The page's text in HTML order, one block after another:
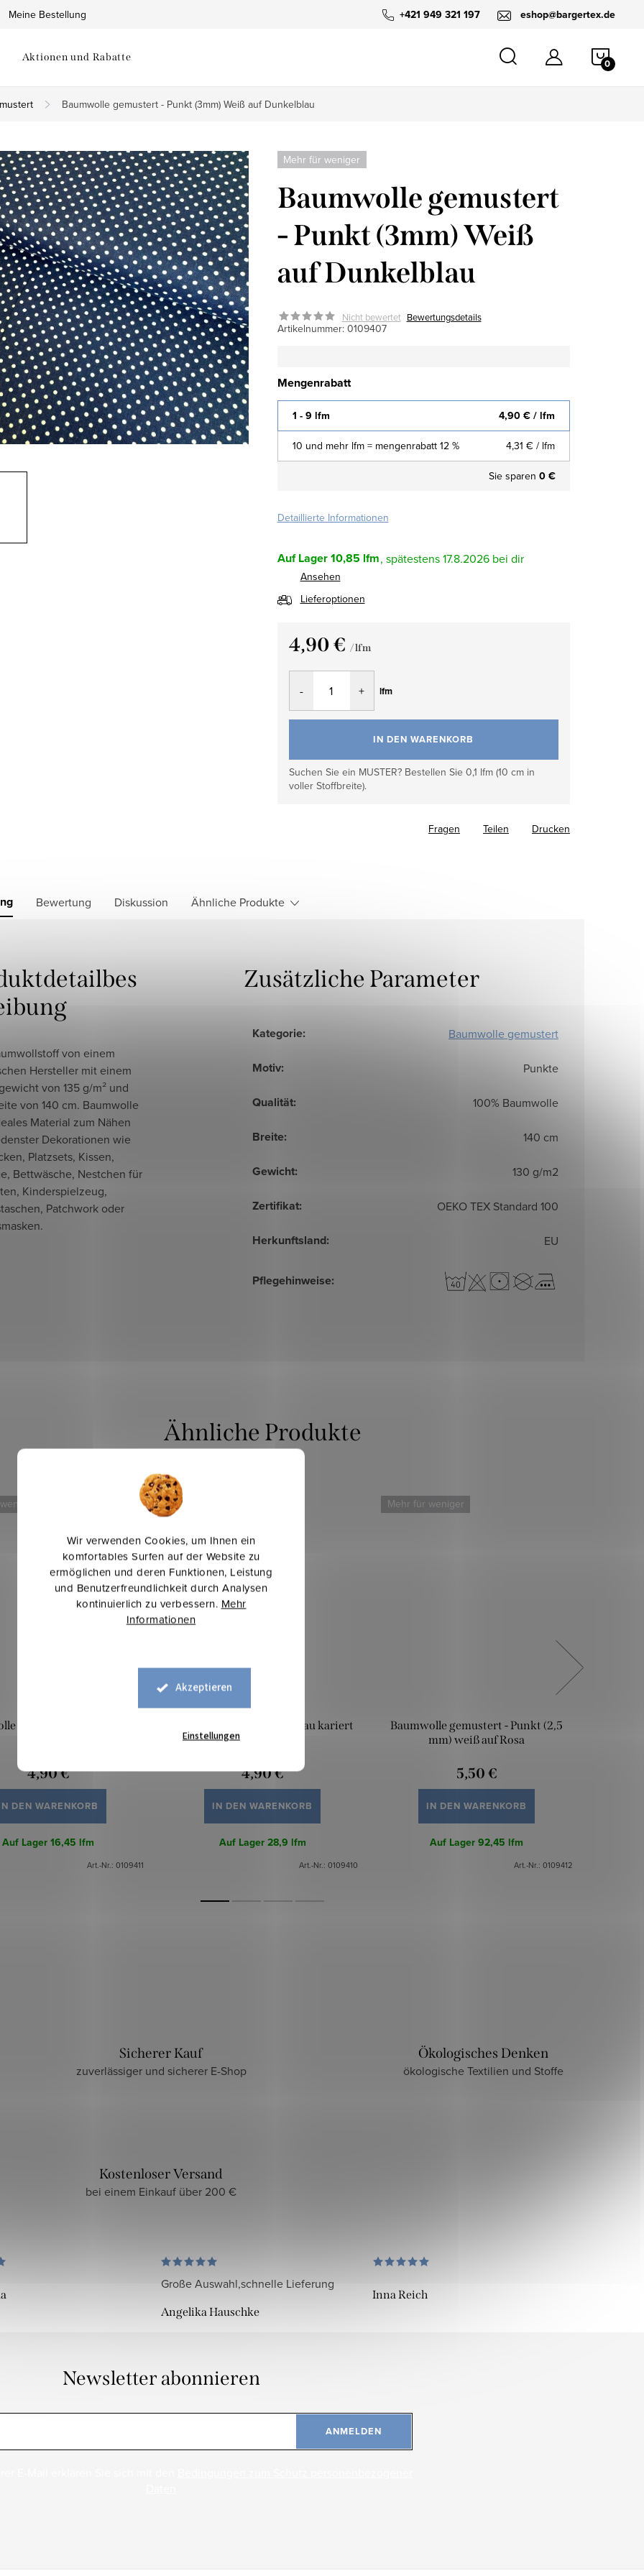
Wir verwenden Cookies, um Ihnen ein
komfortables Surfen auf der Website zu
ermöglichen und deren Funktionen, Leistung
und Benutzerfreundlichkeit durch Analysen
kontinuierlich zu verbessern. Mehr
Informationen
Akzeptieren
Einstellungen
+421 949 321 197 eshop@bargertex.de
Meine Bestellung
Aktionen und Rabatte
Baumwolle gemustert - Punkt (3mm) Weiß auf Dunkelblau
Mehr für weniger
Baumwolle gemustert
- Punkt (3mm) Weiß
auf Dunkelblau
Nicht bewertet Bewertungsdetails
Artikelnummer: 0109407
Mengenrabatt
1 - 9 lfm 4,90 €/ lfm
10 und mehr lfm = mengenrabatt 12 % 4,31 € / lfm
Sie sparen 0 €
Detaillierte Informationen
Auf Lager10,85 lfm 17.8.2026
Ansehen
Lieferoptionen
4,90 € / lfm
Verkaufspreis:
lfm
IN DEN WARENKORB
Suchen Sie ein MUSTER? Bestellen Sie 0,1 lfm (10 cm in
voller Stoffbreite).
Drucken
Fragen Teilen
Bewertung Diskussion Ähnliche Produkte
von einem
Hersteller mit einem
von 135 g/m² und
von 140 cm. Baumwolle
Material zum Nähen
Dekorationen wie
Platzsets, Kissen,
Bettwäsche, Nestchen für
Kinderspielzeug,
Patchwork oder
Zusätzliche Parameter
Kategorie: Baumwolle gemustert
Motiv: Punkte
Qualität: 100% Baumwolle
Breite: 140 cm
Gewicht: 130 g/m2
Zertifikat: OEKO TEX Standard 100
Herkunftsland: EU
Pflegehinweise:
gemustert – Rot kariert
4,90 €
DEN WARENKORB
Auf Lager16,45 lfm
Art.-Nr.: 0109411
Mehr für weniger
Baumwolle gemustert – Blau kariert
4,90 €
IN DEN WARENKORB
Auf Lager28,9 lfm
Art.-Nr.: 0109410
Mehr für weniger
Baumwolle gemustert - Punkt (2,5
mm) weiß auf Rosa
5,50 €
IN DEN WARENKORB
Auf Lager92,45 lfm
Art.-Nr.: 0109412
Sicherer Kauf
zuverlässiger und sicherer E-Shop
Ökologisches Denken
ökologische Textilien und Stoffe
Kostenloser Versand
bei einem Einkauf über 200 €
Große Auswahl,schnelle Lieferung
Angelika Hauschke
Inna Reich
Newsletter abonnieren
ANMELDEN